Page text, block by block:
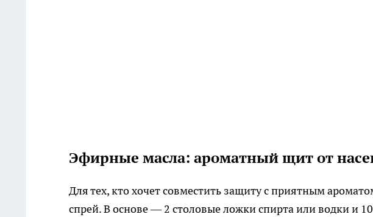
Эфирные масла: ароматный щит от
Для тех, кто хочет совместить защиту с приятным
спрей. В основе — 2 столовые ложки спирта или водки и